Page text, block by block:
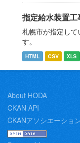
指定給水装置
札幌市が指定し
す。
HTML CSV XLS
About HODA
CKAN API
CKANアソシエーショ